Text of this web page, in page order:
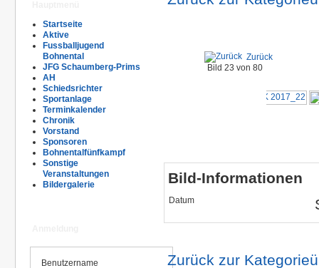
Startseite
Aktive
Fussballjugend
Bohnental
JFG Schaumberg-Prims
AH
Schiedsrichter
Sportanlage
Terminkalender
Chronik
Vorstand
Sponsoren
Bohnentalfünfkampf
Sonstige
Veranstaltungen
Bildergalerie
Benutzername
Zurück
Bild 23 von 80
Bild-Informationen
Datum
Zurück zur